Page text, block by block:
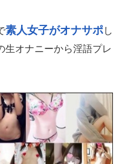
素人女子がオナサポし
生オナニーから淫語プレ